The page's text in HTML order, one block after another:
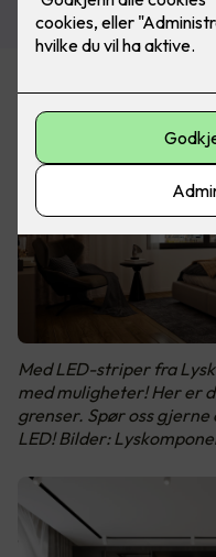
Med LED-striper fra
med muligheter! Her er
grenser. Spør oss
LED! Bilder: